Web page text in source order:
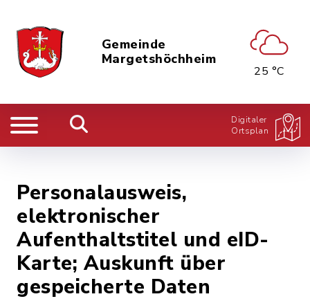
Gemeinde
Margetshöchheim
25 °C
Digitaler
Ortsplan
Personalausweis,
elektronischer
Aufenthaltstitel und eID-
Karte; Auskunft über
gespeicherte Daten